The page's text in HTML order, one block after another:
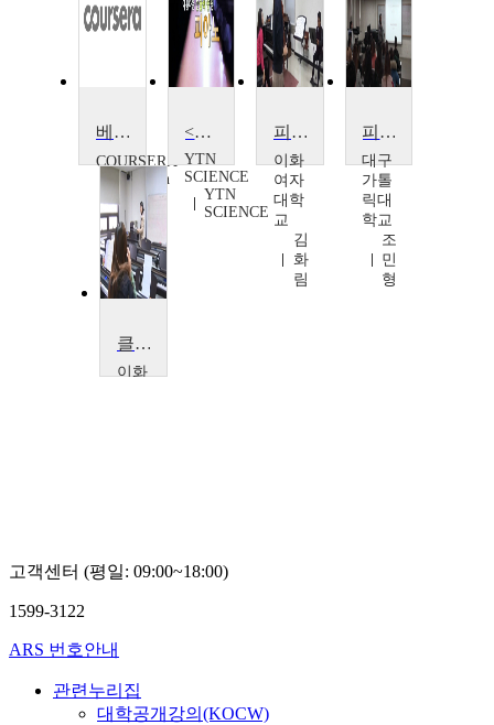
베토벤의 피아노 소타나
COURSERA
Jonathan
Biss
<다큐S+>아름다운 선율의 울림, 피아노
YTN
SCIENCE
YTN
SCIENCE
피아노실내악II
이화
여자
대학
교
김
화
림
피아노 문헌 2
대구
가톨
릭대
학교
조
민
형
클래스피아노
이화
고객센터 (평일: 09:00~18:00)
1599-3122
ARS 번호안내
관련누리집
대학공개강의(KOCW)